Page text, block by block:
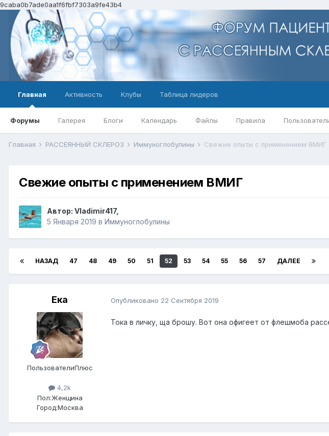
9caba0b7ade0aa1f6fbf7303a9fe43b4
Главная
Форумы Галерея Блоги Календарь Файлы Правила
Активность Клубы Таблица лидеров
Главная РАССЕЯННЫЙ СКЛЕРОЗ Иммуноглобулины Свежие опыты с применением ВМИГ
Свежие опыты с применением ВМИГ
Автор: Vladimir417,
5 Января 2019 в Иммуноглобулины
НАЗАД 47 48 49 50 51 52 53 54 55 56 57 ДАЛЕЕ
Ека
ПользователиПлюс
4,2k
Пол:Женщина
Город:Москва
Опубликовано 22 Сентября 2019
Тока в личку, ща брошу. Вот она офигеет от флешмоба